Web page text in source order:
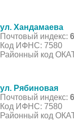
ул. Хандамаева
Почтовый индекс:
Код ИФНС: 7580
Районный код
ул. Рябиновая
Почтовый индекс:
Код ИФНС: 7580
Районный код